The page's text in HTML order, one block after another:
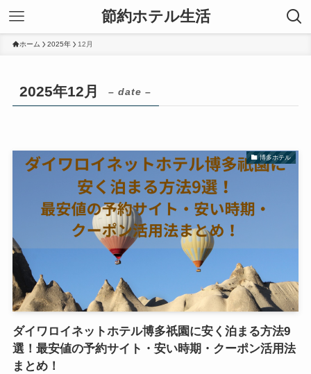
節約ホテル生活
ホーム 2025年 12月
2025年12月 – date –
博多ホテル
ダイワロイネットホテル博多祇園に安く泊まる方法9
選！最安値の予約サイト・安い時期・クーポン活用法
まとめ！